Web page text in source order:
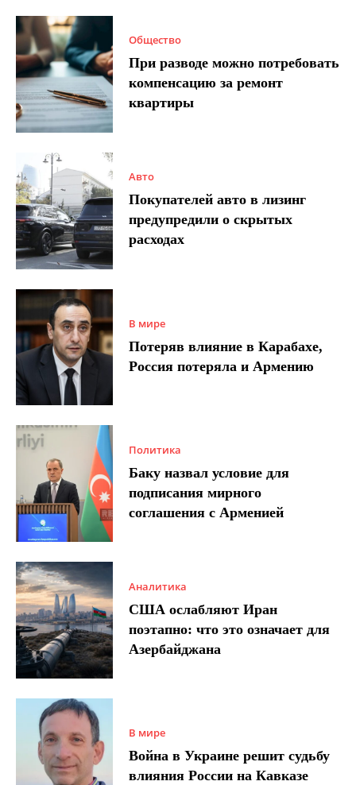
Общество
При разводе можно потребовать
компенсацию за ремонт
квартиры
Авто
Покупателей авто в лизинг
предупредили о скрытых
расходах
В мире
Потеряв влияние в Карабахе,
Россия потеряла и Армению
Политика
Баку назвал условие для
подписания мирного
соглашения с Арменией
Аналитика
США ослабляют Иран
поэтапно: что это означает для
Азербайджана
В мире
Война в Украине решит судьбу
влияния России на Кавказе